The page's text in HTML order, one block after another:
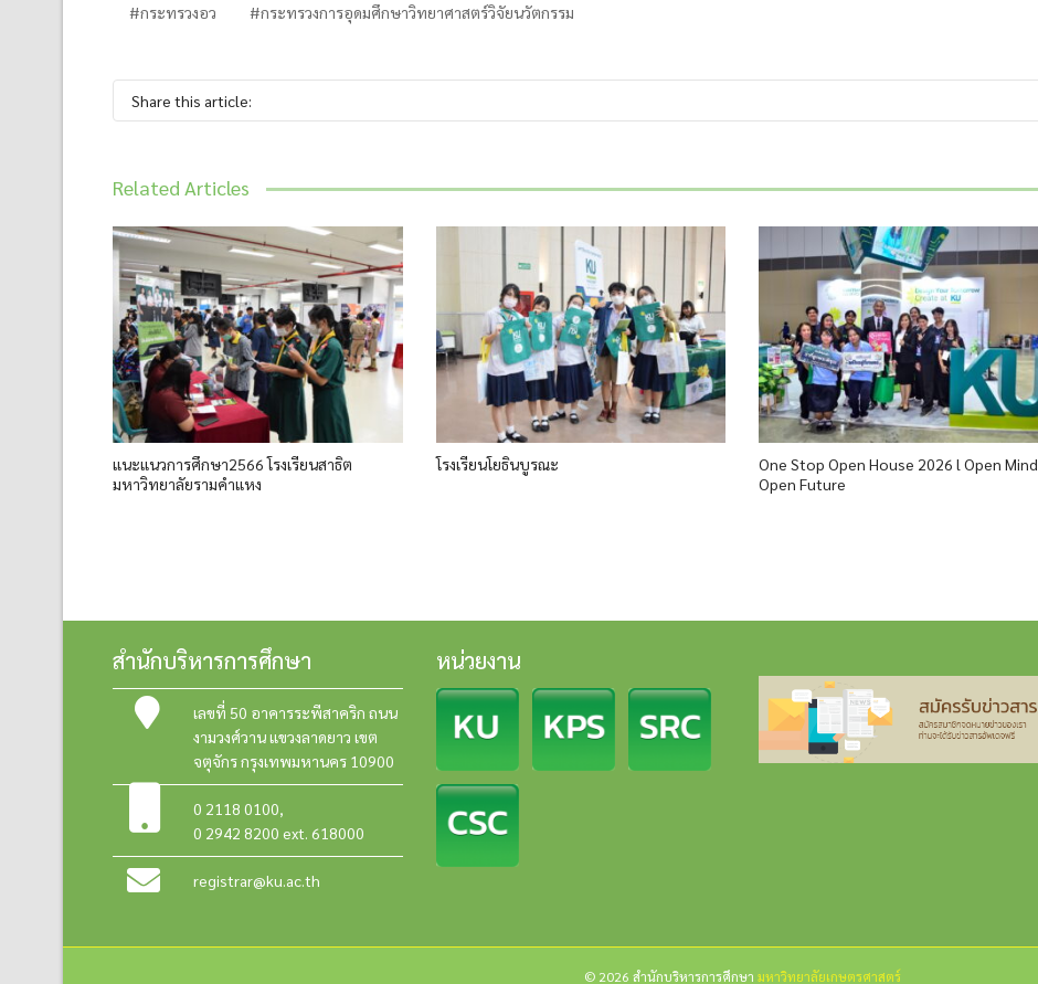
#กระทรวงอว
#กระทรวงการอุดมศึกษาวิทยาศาสตร์วิจัยนวัตกรรม
Share this article:
Related Articles
แนะแนวการศึกษา2566 โรงเรียนสาธิต
มหาวิทยาลัยรามคำแหง
โรงเรียนโยธินบูรณะ
One Stop Open House 2026 l Open Mind
Open Future
สำนักบริหารการศึกษา
เลขที่ 50 อาคารระพีสาคริก ถนน
งามวงศ์วาน แขวงลาดยาว เขต
จตุจักร กรุงเทพมหานคร 10900
0 2118 0100,
0 2942 8200 ext. 618000
registrar@ku.ac.th
หน่วยงาน
© 2026 สำนักบริหารการศึกษา มหาวิทยาลัยเกษตรศาสตร์